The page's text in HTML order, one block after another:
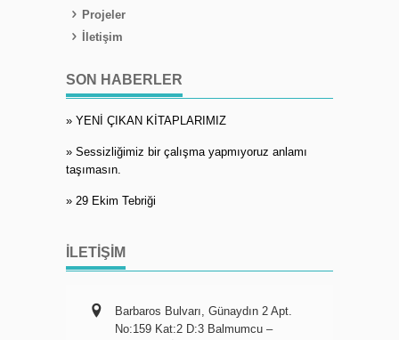
Projeler
İletişim
SON HABERLER
» YENİ ÇIKAN KİTAPLARIMIZ
» Sessizliğimiz bir çalışma yapmıyoruz anlamı
taşımasın.
» 29 Ekim Tebriği
İLETIŞIM
Barbaros Bulvarı, Günaydın 2 Apt.
No:159 Kat:2 D:3 Balmumcu –